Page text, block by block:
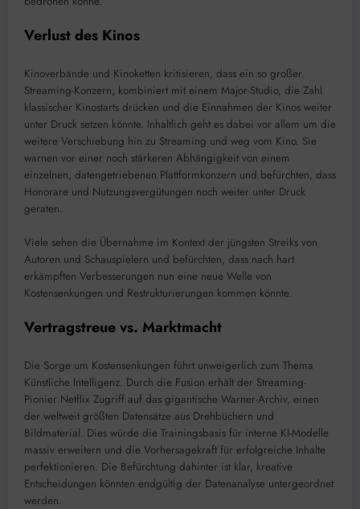
Verlust des Kinos
Kinoverbände und Kinoketten kritisieren, dass ein so großer
Streaming-Konzern, kombiniert mit einem Major-Studio, die Zahl
klassischer Kinostarts drücken und die Einnahmen der Kinos weiter
unter Druck setzen könnte. Inhaltlich geht es dabei vor allem um die
weitere Verschiebung hin zu Streaming und weg vom Kino. Sie
warnen vor einer noch stärkeren Abhängigkeit von einem
einzelnen, datengetriebenen Plattformkonzern und befürchten, dass
Honorare und Nutzungsvergütungen noch weiter unter Druck
geraten.
Viele sehen die Übernahme im Kontext der jüngsten Streiks von
Autoren und Schauspielern und befürchten, dass nach hart
erkämpften Verbesserungen nun eine neue Welle von
Kostensenkungen und Restrukturierungen kommen könnte.
Vertragstreue vs. Marktmacht
Die Sorge um Kostensenkungen führt unweigerlich zum Thema
Künstliche Intelligenz. Durch die Fusion erhält der Streaming-
Pionier Netflix Zugriff auf das gigantische Warner-Archiv, einen
der weltweit größten Datensätze aus Drehbüchern und
Bildmaterial. Dies würde die Trainingsbasis für interne KI-Modelle
massiv erweitern und die Vorhersagekraft für erfolgreiche Inhalte
perfektionieren. Die Befürchtung dahinter ist klar, kreative
Entscheidungen könnten endgültig der Datenanalyse untergeordnet
werden.